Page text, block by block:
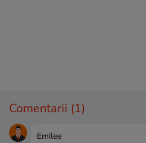
Comentarii (1)
Emilee